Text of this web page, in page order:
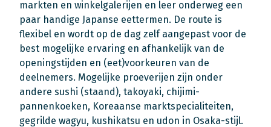
markten en winkelgalerijen en leer onderweg een
paar handige Japanse eettermen. De route is
flexibel en wordt op de dag zelf aangepast voor de
best mogelijke ervaring en afhankelijk van de
openingstijden en (eet)voorkeuren van de
deelnemers. Mogelijke proeverijen zijn onder
andere sushi (staand), takoyaki, chijimi-
pannenkoeken, Koreaanse marktspecialiteiten,
gegrilde wagyu, kushikatsu en udon in Osaka-stijl.